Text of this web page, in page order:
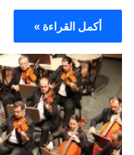
أكمل القراءة »